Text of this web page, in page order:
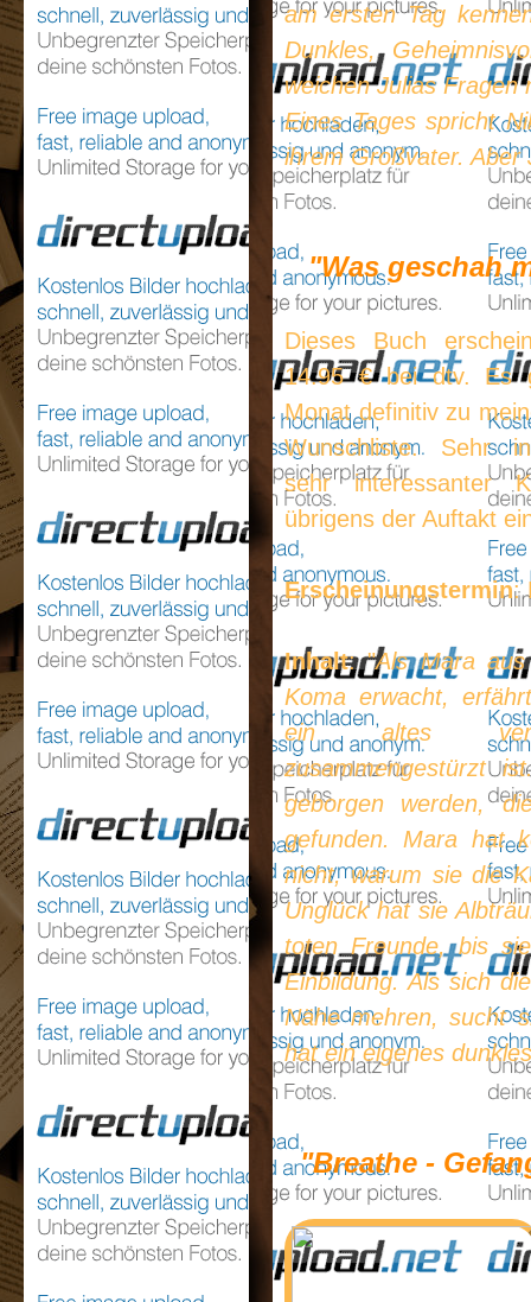
am ersten Tag
Dunkles,
weichen Julias Fragen
Eines Tages spricht
ihrem Großvater.
"Was geschah
Dieses Buch
14.95 € bei dtv. Es
Monat definitiv zu
Wunschliste. Sehr
sehr interessanter
übrigens der Auftakt
Erscheinungstermin:
Inhalt: "Als Mara aus
Koma erwacht,
ein altes
zusammengestürzt
geborgen werden,
gefunden. Mara hat
nicht, warum sie die
Unglück hat sie
toten Freunde, bis
Einbildung. Als sich
Nähe mehren, sucht
hat ein eigenes
"Breathe -